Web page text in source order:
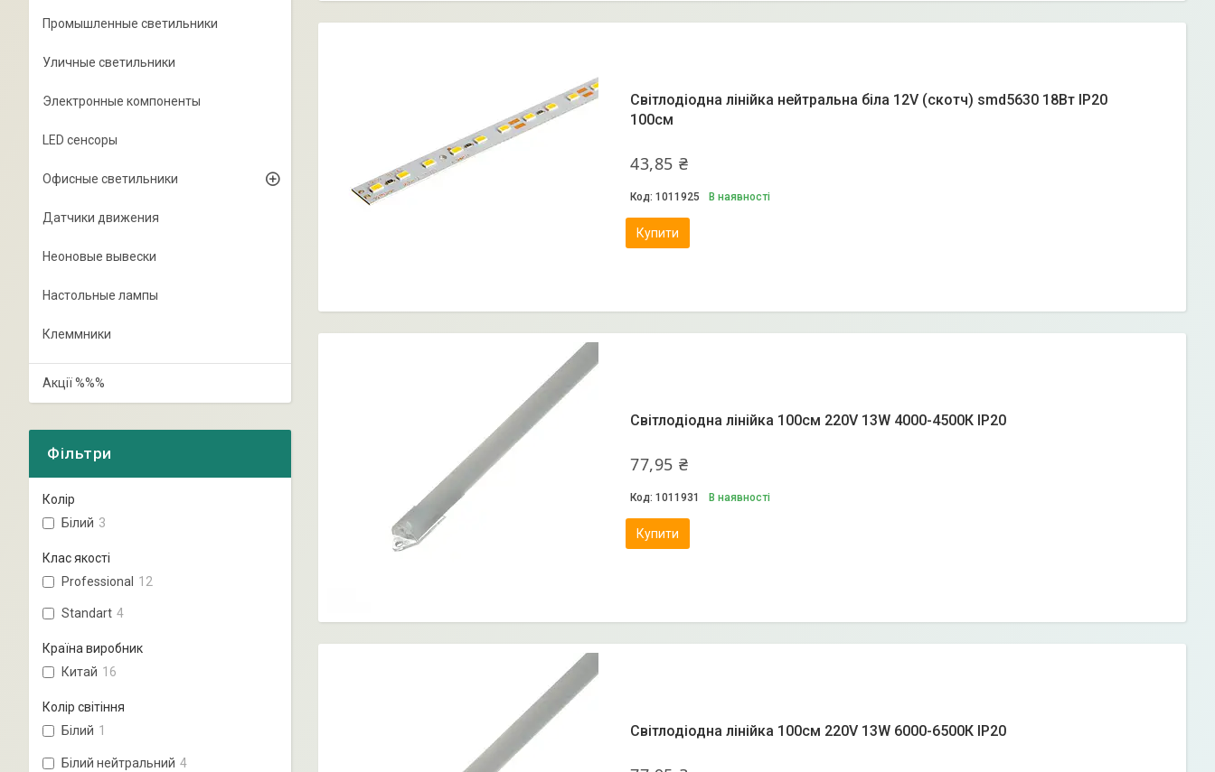
Світлодіодна лінійка нейтральна біла 12V (скотч) smd5630 18Вт IP20
100см
43,85 ₴
1011925 В наявності
Купити
Світлодіодна лінійка 100см 220V 13W 4000-4500К IP20
77,95 ₴
1011931 В наявності
Купити
Світлодіодна лінійка 100см 220V 13W 6000-6500К IP20
Промышленные светильники
Уличные светильники
Электронные компоненты
LED сенсоры
Офисные светильники
Датчики движения
Неоновые вывески
Настольные лампы
Клеммники
Акції %%%
Фільтри
Колір
Білий 3
Клас якості
Professional 12
Standart 4
Країна виробник
Китай 16
Колір світіння
Білий 1
Білий нейтральний 4